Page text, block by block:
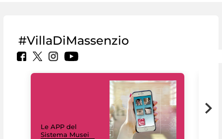
#VillaDiMassenzio
Le APP del
Sistema Musei